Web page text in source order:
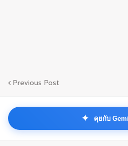
Previous Post
✦ คุยกับ